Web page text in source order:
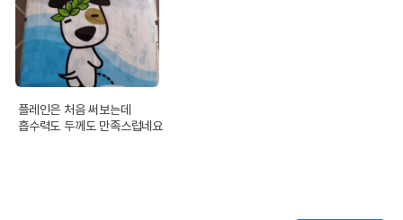
플레인은 처음 써보는데
흡수력도 두께도 만족스럽네요